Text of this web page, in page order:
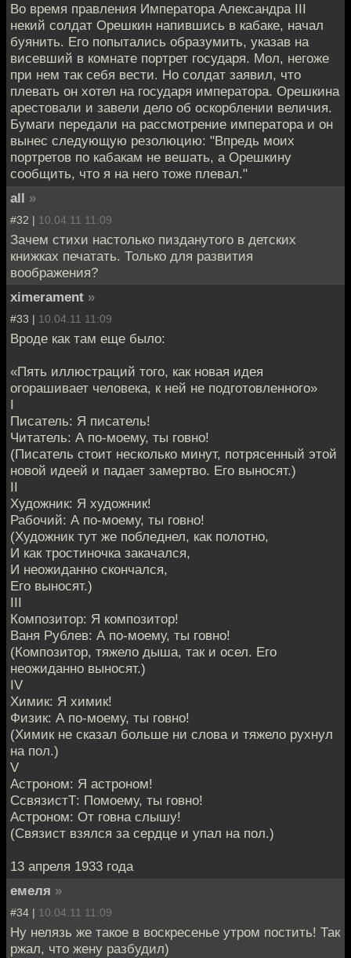
Во время правления Императора Александра III
некий солдат Орешкин напившись в кабаке, начал
буянить. Его попытались образумить, указав на
висевший в комнате портрет государя. Мол, негоже
при нем так себя вести. Но солдат заявил, что
плевать он хотел на государя императора. Орешкина
арестовали и завели дело об оскорблении величия.
Бумаги передали на рассмотрение императора и он
вынес следующую резолюцию: "Впредь моих
портретов по кабакам не вешать, а Орешкину
сообщить, что я на него тоже плевал."
all »
#32 | 10.04.11 11:09
Зачем стихи настолько пизданутого в детских
книжках печатать. Только для развития
воображения?
ximerament »
#33 | 10.04.11 11:09
Вроде как там еще было:
«Пять иллюстраций того, как новая идея
огорашивает человека, к ней не подготовленного»
I
Писатель: Я писатель!
Читатель: А по-моему, ты говно!
(Писатель стоит несколько минут, потрясенный этой
новой идеей и падает замертво. Его выносят.)
II
Художник: Я художник!
Рабочий: А по-моему, ты говно!
(Художник тут же побледнел, как полотно,
И как тростиночка закачался,
И неожиданно скончался,
Его выносят.)
III
Композитор: Я композитор!
Ваня Рублев: А по-моему, ты говно!
(Композитор, тяжело дыша, так и осел. Его
неожиданно выносят.)
IV
Химик: Я химик!
Физик: А по-моему, ты говно!
(Химик не сказал больше ни слова и тяжело рухнул
на пол.)
V
Астроном: Я астроном!
СсвязистТ: Помоему, ты говно!
Астроном: От говна слышу!
(Связист взялся за сердце и упал на пол.)
13 апреля 1933 года
емеля »
#34 | 10.04.11 11:09
Ну нелязь же такое в воскресенье утром постить! Так
ржал, что жену разбудил)